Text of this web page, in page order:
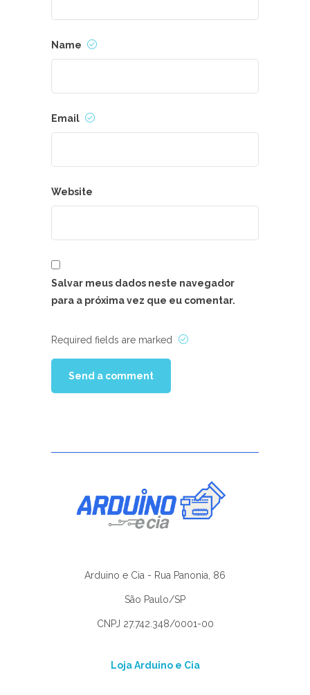
Name
Email
Website
Salvar meus dados neste navegador
para a próxima vez que eu comentar.
Required fields are marked
Arduino e Cia - Rua Panonia, 86
São Paulo/SP
CNPJ 27.742.348/0001-00
Loja Arduino e Cia